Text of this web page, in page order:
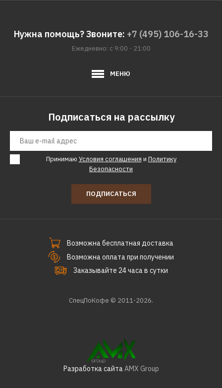
КУПИТЬ
ДОБАВИТЬ К СРАВНЕНИЮ
Нужна помощь? Звоните: +7 (495) 106-16-33
Ежедневно: с 9:00 - 21:00
МЕНЮ
Подписаться на рассылку
Принимаю Условия соглашения и Политику
Безопасности
ПОДПИСАТЬСЯ
Возможна бесплатная доставка
Возможна оплата при получении
Заказывайте 24 часа в сутки
СпецПоКофе © 2011-2026.
Разработка сайта AMX Group